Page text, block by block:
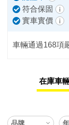
符合保固
實車實價
車輛通過168項
在庫車